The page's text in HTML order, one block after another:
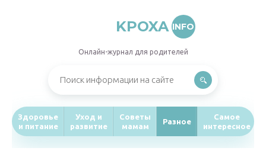
KPOXA INFO
Онлайн-журнал для родителей
Здоровье
и питание
Уход и
развитие
Советы
мамам
Разное
Самое
интересное